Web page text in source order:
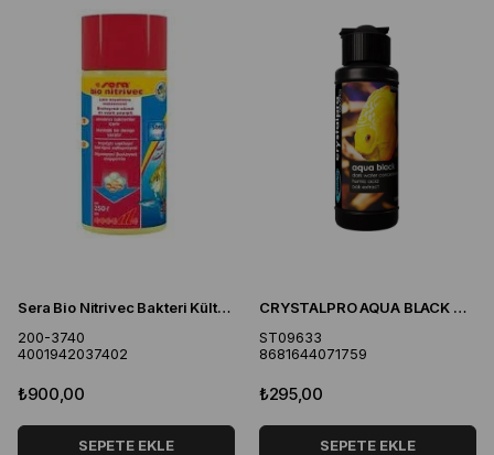
Sera Bio Nitrivec Bakteri Kültürü 100 ml
200-3740
4001942037402
₺900,00
SEPETE EKLE
CRYSTALPRO AQUA BLACK TROPİKAL SU DÜZENLEYICI SU ESKİTICİ
ST09633
8681644071759
₺295,00
SEPETE EKLE